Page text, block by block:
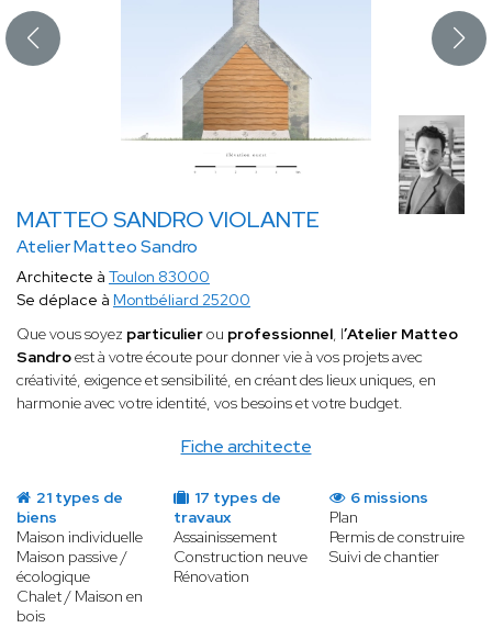
MATTEO SANDRO VIOLANTE
Atelier Matteo Sandro
Fiche architecte
Architecte à Toulon 83000
Se déplace à Montbéliard 25200
Que vous soyez particulierou professionnel, l’Atelier Matteo
Sandroest à votre écoute pour donner vie à vos projets avec
créativité, exigence et sensibilité, en créant des lieux uniques, en
harmonie avec votre identité, vos besoins et votre budget.
21 types de
biens
Maison individuelle
Maison passive /
écologique
Chalet / Maison en
bois
17 types de
travaux
Assainissement
Construction neuve
Rénovation
6 missions
Plan
Permis de construire
Suivi de chantier